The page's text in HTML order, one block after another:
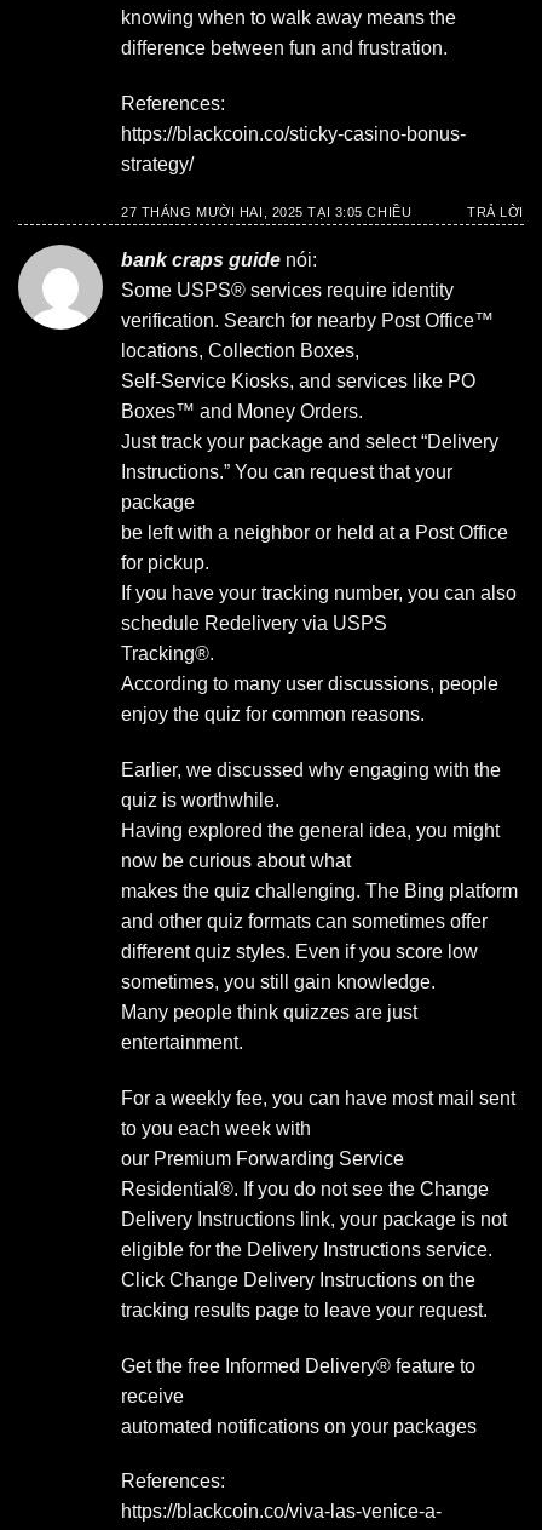
knowing when to walk away means the
difference between fun and frustration.
References:
https://blackcoin.co/sticky-casino-bonus-
strategy/
27 THÁNG MƯỜI HAI, 2025 TẠI 3:05 CHIỀU TRẢ LỜI
bank craps guide nói:
Some USPS® services require identity
verification. Search for nearby Post Office™
locations, Collection Boxes,
Self-Service Kiosks, and services like PO
Boxes™ and Money Orders.
Just track your package and select “Delivery
Instructions.” You can request that your
package
be left with a neighbor or held at a Post Office
for pickup.
If you have your tracking number, you can also
schedule Redelivery via USPS
Tracking®.
According to many user discussions, people
enjoy the quiz for common reasons.
Earlier, we discussed why engaging with the
quiz is worthwhile.
Having explored the general idea, you might
now be curious about what
makes the quiz challenging. The Bing platform
and other quiz formats can sometimes offer
different quiz styles. Even if you score low
sometimes, you still gain knowledge.
Many people think quizzes are just
entertainment.
For a weekly fee, you can have most mail sent
to you each week with
our Premium Forwarding Service
Residential®. If you do not see the Change
Delivery Instructions link, your package is not
eligible for the Delivery Instructions service.
Click Change Delivery Instructions on the
tracking results page to leave your request.
Get the free Informed Delivery® feature to
receive
automated notifications on your packages
References:
https://blackcoin.co/viva-las-venice-a-